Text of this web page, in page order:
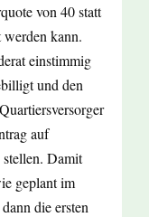
von 40 statt
kann.
einstimmig
und den
auf
Damit
geplant im
die ersten